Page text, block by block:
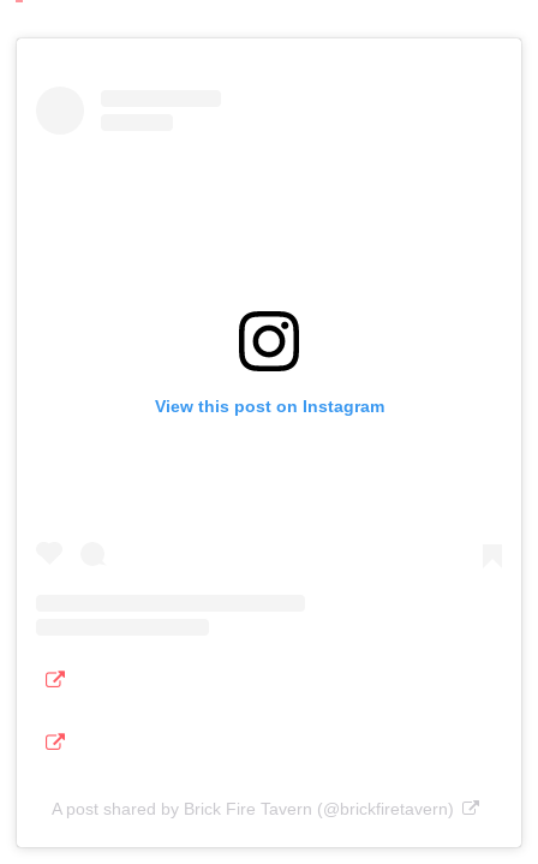
View this post on Instagram
A post shared by Brick Fire Tavern (@brickfiretavern)